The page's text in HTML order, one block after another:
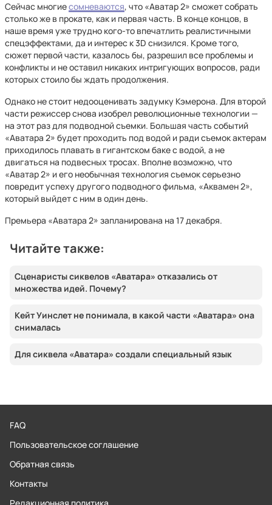
Сейчас многиесомневаются, что «Аватар 2» сможет собрать
столько же в прокате, как и первая часть. В конце концов, в
наше время уже трудно кого-то впечатлить реалистичными
спецэффектами, да и интерес к 3D снизился. Кроме того,
сюжет первой части, казалось бы, разрешил все проблемы и
конфликты и не оставил никаких интригующих вопросов, ради
которых стоило бы ждать продолжения.
Однако не стоит недооценивать задумку Кэмерона. Для второй
части режиссер снова изобрел революционные технологии —
на этот раз для подводной съемки. Большая часть событий
«Аватара 2» будет проходить под водой и ради съемок актерам
приходилось плавать в гигантском баке с водой, а не
двигаться на подвесных тросах. Вполне возможно, что
«Аватар 2» и его необычная технология съемок серьезно
повредит успеху другого подводного фильма, «Аквамен 2»,
который выйдет с ним в один день.
Премьера «Аватара 2» запланирована на 17 декабря.
Читайте также:
Сценаристы сиквелов «Аватара» отказались от
множества идей. Почему?
Кейт Уинслет не понимала, в какой части «Аватара» она
снималась
Для сиквела «Аватара» создали специальный язык
FAQ
Пользовательское соглашение
Обратная связь
Контакты